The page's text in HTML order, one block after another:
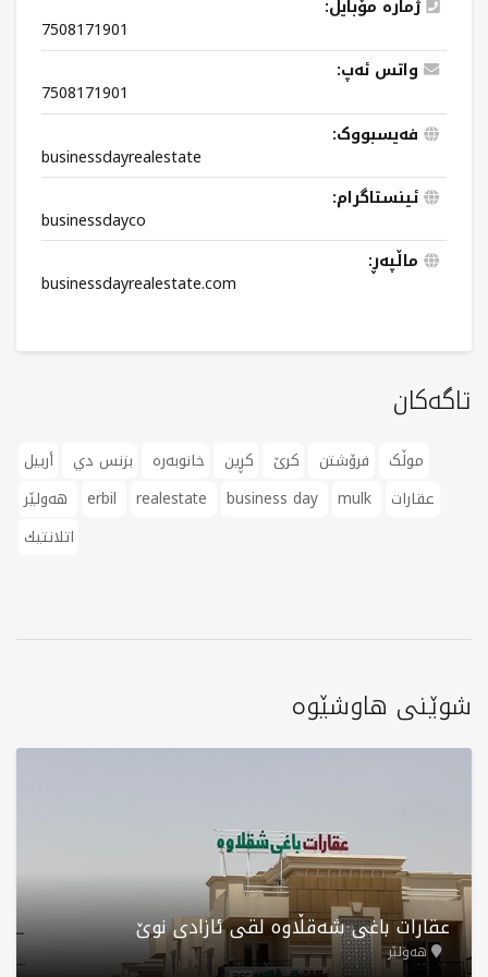
ژمارە مۆبایل:
7508171901
واتس ئەپ:
7508171901
فەیسبووک:
businessdayrealestate
ئینستاگرام:
businessdayco
ماڵپەڕ:
businessdayrealestate.com
تاگەکان
موڵک فرۆشتن کرێ کڕین خانوبەرە بزنس دي
أربيل
erbil realestate business day mulk
عقارات
اتلانتيك
شوێنی هاوشێوە
عقارات باغی شەقڵاوە لقی ئازادی نوێ
هەولێر